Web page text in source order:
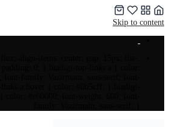
Skip to content